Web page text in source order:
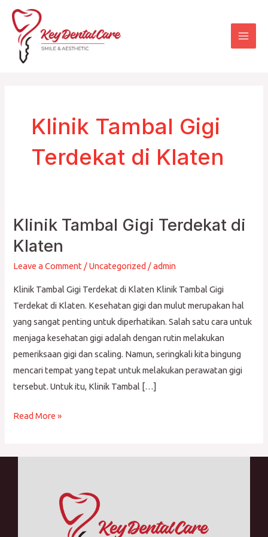
Skip
content
Klinik Tambal Gigi
Terdekat di Klaten
Klinik Tambal Gigi Terdekat di
Klaten
Leave a Comment /Uncategorized /admin
Klinik Tambal Gigi Terdekat di Klaten Klinik Tambal Gigi
Terdekat di Klaten. Kesehatan gigi dan mulut merupakan hal
yang sangat penting untuk diperhatikan. Salah satu cara untuk
menjaga kesehatan gigi adalah dengan rutin melakukan
pemeriksaan gigi dan scaling. Namun, seringkali kita bingung
mencari tempat yang tepat untuk melakukan perawatan gigi
tersebut. Untuk itu, Klinik Tambal […]
Klinik
Tambal
Gigi
Terdekat
di
Klaten
Read More »